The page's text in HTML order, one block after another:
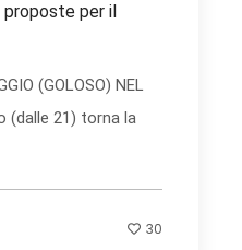
per il
(GOLOSO) NEL
(dalle 21) torna la
30